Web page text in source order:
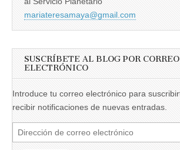
mariateresamaya@gmail.com
SUSCRÍBETE AL BLOG POR CORREO
ELECTRÓNICO
Introduce tu correo electrónico para
recibir notificaciones de nuevas entradas.
Dirección
de